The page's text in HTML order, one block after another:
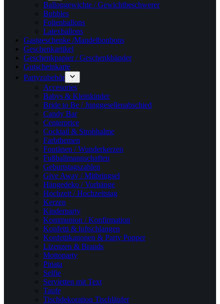
Ballongewichte / Gewichtbeschwerer
Bubbles
Folienballons
Latexballons
Gastgeschenke /Mandelbonbons
Geschenkartikel
Geschenkpapier / Geschenkbänder
Gutscheinkarte
Partyzubehör
Accesories
Babys & Kleinkinder
Bride to Be / Junggesellenabschied
Candy Bar
Centerprice
Cocktail & Strohhalme
Farbthemen
Fontänen / Wunderkerzen
Fußballmannschaften
Geburtstagszahlen
Give Away / Mitbringsel
Hängedeko / Vorhänge
Hochzeit / Hochzeitstag
Kerzen
Kinderparty
Kommunion / Konfirmation
Konfetti & luftschlangen
Konfettikanonen & Party Popper
Lizenzen & Brands
Mottoparty
Pinata
Selfie
Servietten mit Text
Taufe
Tischdekoration Tischläufer